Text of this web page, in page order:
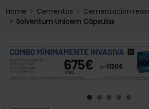
Home Cementos
Cementacion
Solventum Unicem Cápsulas